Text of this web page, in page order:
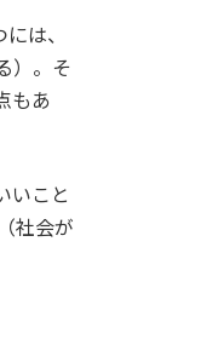
は、
）。そ
もあ
いこと
社会が